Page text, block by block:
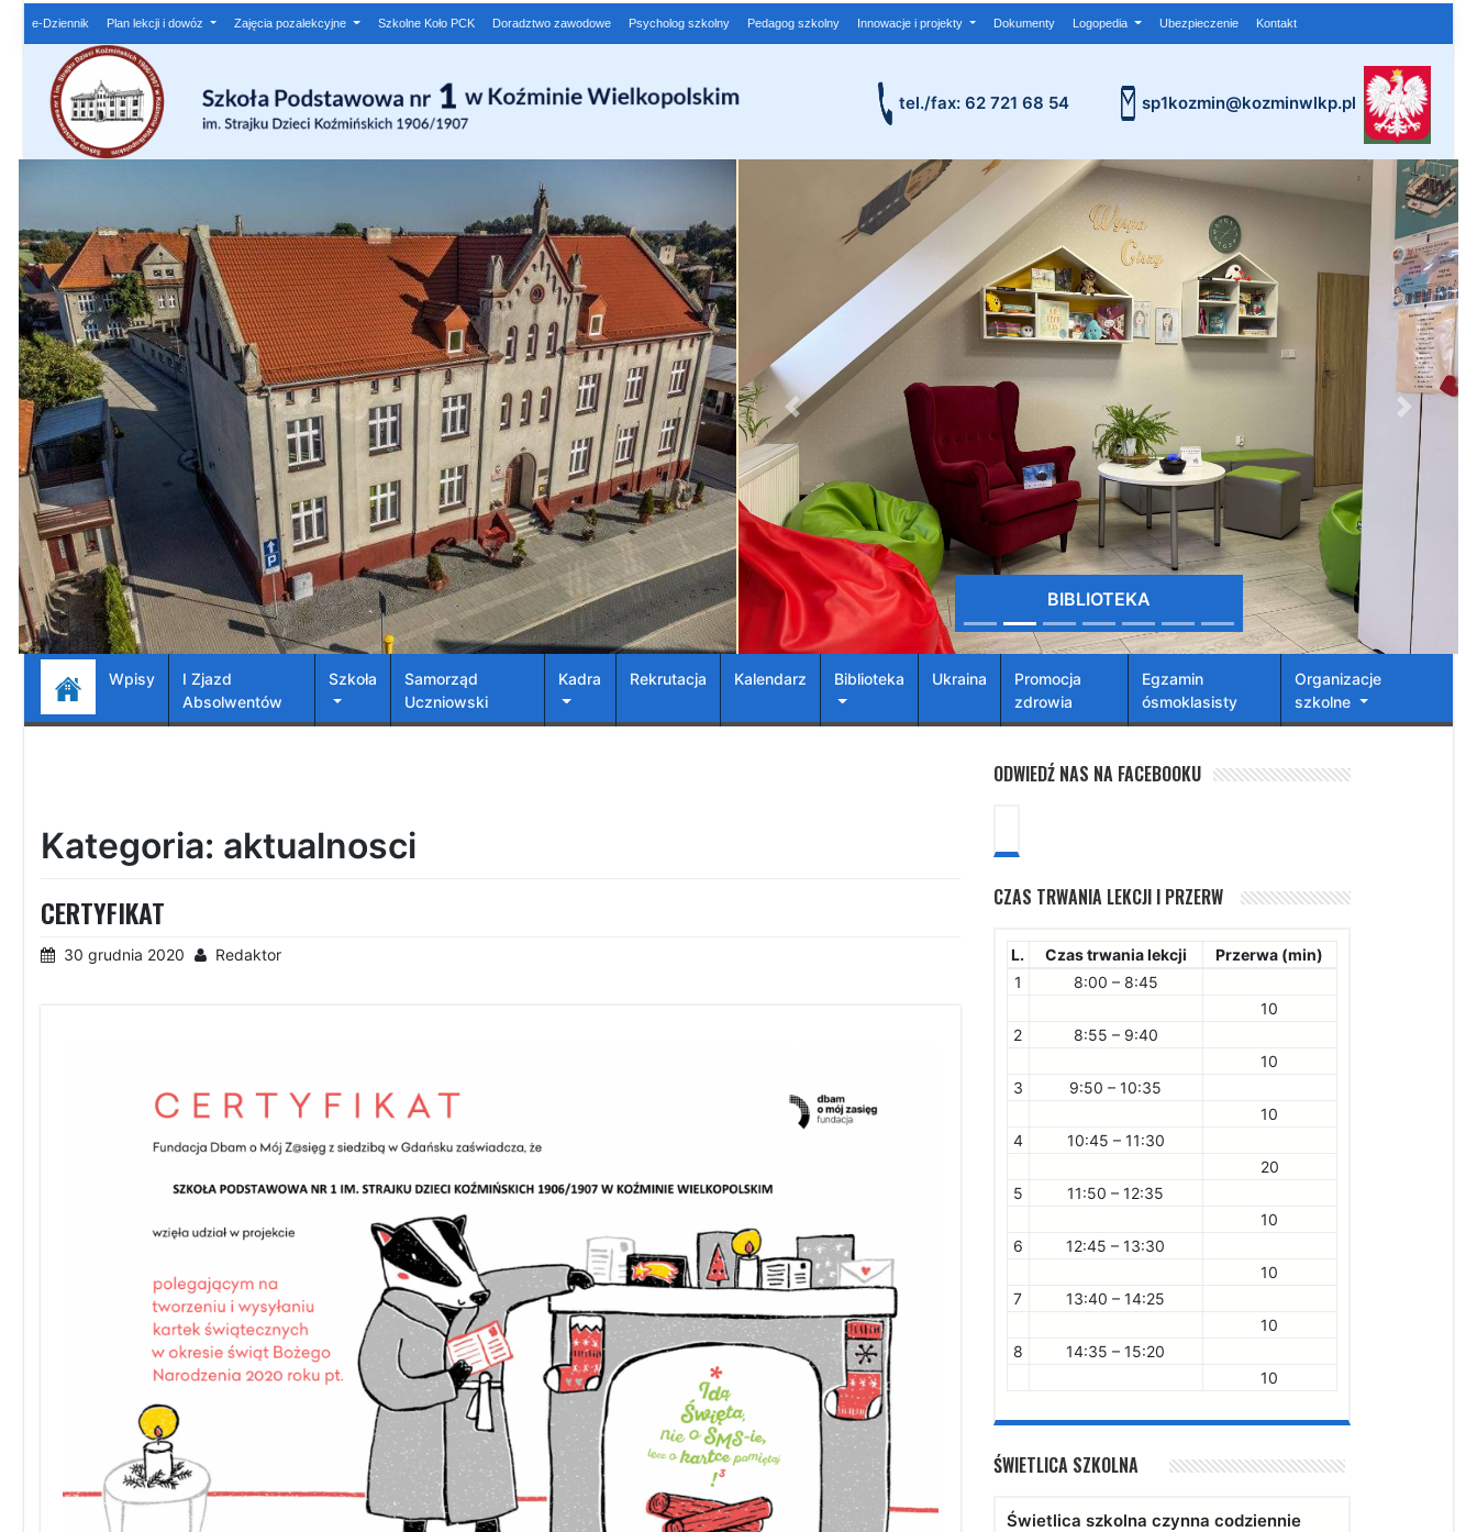
e-Dziennik Plan lekcji i dowóz Zajęcia pozalekcyjne Szkolne Koło PCK Doradztwo zawodowe Psycholog szkolny Pedagog szkolny Innowacje i projekty Dokumenty Logopedia Ubezpieczenie Kontakt
tel./fax: 62 721 68 54 sp1kozmin@kozminwlkp.pl
BIBLIOTEKA
Wpisy
I Zjazd
Absolwentów
Szkoła
Samorząd
Uczniowski
Kadra Rekrutacja Kalendarz Biblioteka Ukraina
Promocja
zdrowia
Egzamin
ósmoklasisty
Organizacje
szkolne
Kategoria: aktualnosci
CERTYFIKAT
30 grudnia 2020 Redaktor
ODWIEDŹ NAS NA FACEBOOKU
CZAS TRWANIA LEKCJI I PRZERW
L. Czas trwania lekcji
Przerwa (min)
1
8:00 – 8:45
10
2
8:55 – 9:40
10
3
9:50 – 10:35
10
4
10:45 – 11:30
20
5
11:50 – 12:35
10
6
12:45 – 13:30
10
7
13:40 – 14:25
10
8
14:35 – 15:20
10
ŚWIETLICA SZKOLNA
Świetlica szkolna czynna codziennie